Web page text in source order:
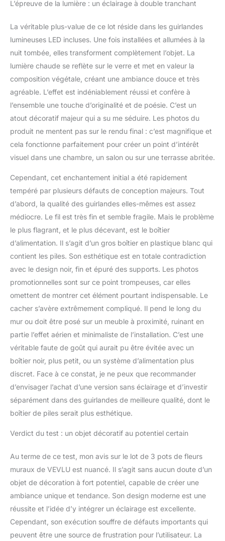
L’épreuve de la lumière : un éclairage à double tranchant
La véritable plus-value de ce lot réside dans les guirlandes
lumineuses LED incluses. Une fois installées et allumées à la
nuit tombée, elles transforment complètement l’objet. La
lumière chaude se reflète sur le verre et met en valeur la
composition végétale, créant une ambiance douce et très
agréable. L’effet est indéniablement réussi et confère à
l’ensemble une touche d’originalité et de poésie. C’est un
atout décoratif majeur qui a su me séduire. Les photos du
produit ne mentent pas sur le rendu final : c’est magnifique et
cela fonctionne parfaitement pour créer un point d’intérêt
visuel dans une chambre, un salon ou sur une terrasse abritée.
Cependant, cet enchantement initial a été rapidement
tempéré par plusieurs défauts de conception majeurs. Tout
d’abord, la qualité des guirlandes elles-mêmes est assez
médiocre. Le fil est très fin et semble fragile. Mais le problème
le plus flagrant, et le plus décevant, est le boîtier
d’alimentation. Il s’agit d’un gros boîtier en plastique blanc qui
contient les piles. Son esthétique est en totale contradiction
avec le design noir, fin et épuré des supports. Les photos
promotionnelles sont sur ce point trompeuses, car elles
omettent de montrer cet élément pourtant indispensable. Le
cacher s’avère extrêmement compliqué. Il pend le long du
mur ou doit être posé sur un meuble à proximité, ruinant en
partie l’effet aérien et minimaliste de l’installation. C’est une
véritable faute de goût qui aurait pu être évitée avec un
boîtier noir, plus petit, ou un système d’alimentation plus
discret. Face à ce constat, je ne peux que recommander
d’envisager l’achat d’une version sans éclairage et d’investir
séparément dans des guirlandes de meilleure qualité, dont le
boîtier de piles serait plus esthétique.
Verdict du test : un objet décoratif au potentiel certain
Au terme de ce test, mon avis sur le lot de 3 pots de fleurs
muraux de VEVLU est nuancé. Il s’agit sans aucun doute d’un
objet de décoration à fort potentiel, capable de créer une
ambiance unique et tendance. Son design moderne est une
réussite et l’idée d’y intégrer un éclairage est excellente.
Cependant, son exécution souffre de défauts importants qui
peuvent être une source de frustration pour l’utilisateur. La